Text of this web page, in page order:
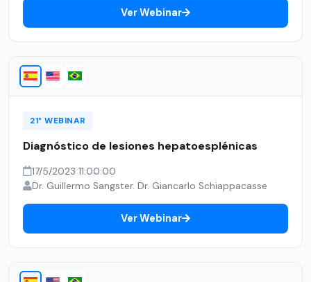
Ver Webinar
21° WEBINAR
Diagnóstico de lesiones hepatoesplénicas
17/5/2023 11:00:00
Dr. Guillermo Sangster. Dr. Giancarlo Schiappacasse
Ver Webinar